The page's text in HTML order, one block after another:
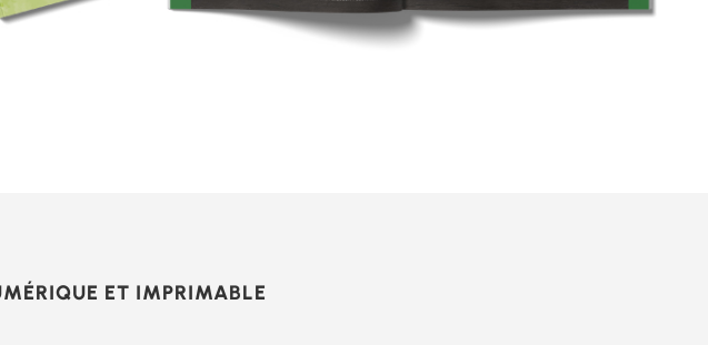
ET IMPRIMABLE